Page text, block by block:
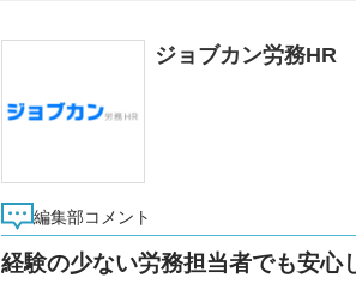
ジョブカン労務HR
編集部コメント
経験の少ない労務担当者でも安心